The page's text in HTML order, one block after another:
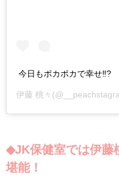
今日もポカポカで幸せ‼️?
伊藤 桃々
◆JK保健室では伊藤
堪能！